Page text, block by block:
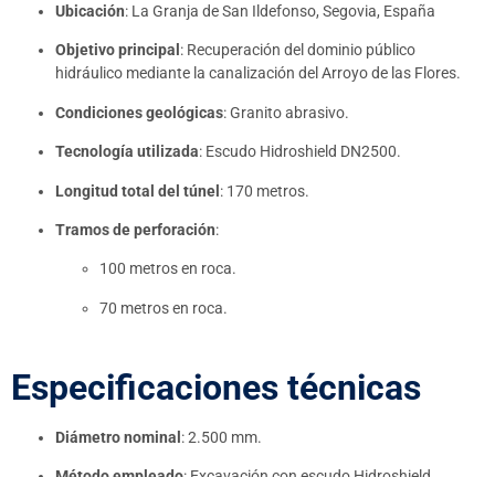
Ubicación: La Granja de San Ildefonso, Segovia, España
Objetivo principal : Recuperación del dominio público
hidráulico mediante la canalización del Arroyo de las Flores.
Condiciones geológicas: Granito abrasivo.
Tecnología utilizada: Escudo Hidroshield DN2500.
Longitud total del túnel : 170 metros.
Tramos de perforación:
100 metros en roca.
70 metros en roca.
Especificaciones técnicas
Diámetro nominal : 2.500 mm.